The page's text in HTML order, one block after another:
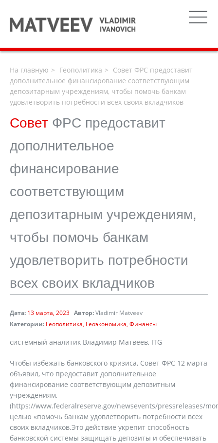
На главную Геополитика
Совет ФРС предоставит
дополнительное финансирование соответствующим
депозитарным учреждениям, чтобы помочь банкам
удовлетворить потребности всех своих вкладчиков
Совет ФРС предоставит
дополнительное
финансирование
соответствующим
депозитарным учреждениям,
чтобы помочь банкам
удовлетворить потребности
всех своих вкладчиков
Дата: 13 марта, 2023 Автор:Vladimir Matveev
Категории: Геополитика Геоэкономика Финансы
системный аналитик Владимир Матвеев, ITG
Чтобы избежать банковского кризиса, Совет ФРС 12 марта
объявил, что предоставит дополнительное
финансирование соответствующим депозитным
учреждениям,
(https://www.federalreserve.gov/newsevents/pressreleases/
целью «помочь банкам удовлетворить потребности всех
своих вкладчиков.Это действие укрепит способность
банковской системы защищать депозиты и обеспечивать